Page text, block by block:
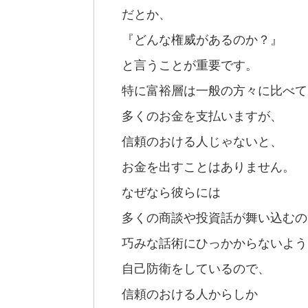
だとか、
『どんな権威があるのか？』
と言うことが重要です。
特に富裕層は一般の方々に比べて
多くのお金を支払いますが、
信頼のおける人じゃないと、
お金を出すことはありません。
なぜなら彼らには
多くの商談や投資話が舞い込むの
巧みな話術にひっかからないよう
自己防衛をしているので、
信頼のおける人からしか